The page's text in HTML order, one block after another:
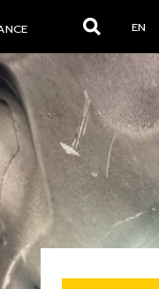
EN
Rechercher